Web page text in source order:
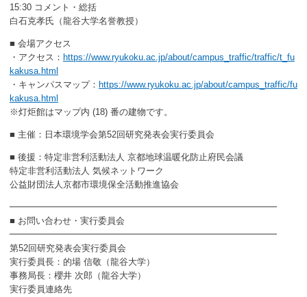
15:30 コメント・総括
白石克孝氏（龍谷大学名誉教授）
■ 会場アクセス
・アクセス： https://www.ryukoku.ac.jp/about/campus_traffic/traffic/t_fu
kakusa.html
・キャンパスマップ： https://www.ryukoku.ac.jp/about/campus_traffic/fu
kakusa.html
※灯炬館はマップ内 (18) 番の建物です。
■ 主催：日本環境学会第52回研究発表会実行委員会
■ 後援：特定⾮営利活動法⼈ 京都地球温暖化防⽌府⺠会議
特定⾮営利活動法⼈ 気候ネットワーク
公益財団法人京都市環境保全活動推進協会
━━━━━━━━━━━━━━━━━━━━━━━━━━━━━━
■ お問い合わせ・実行委員会
━━━━━━━━━━━━━━━━━━━━━━━━━━━━━━
第52回研究発表会実行委員会
実行委員長：的場 信敬（龍谷大学）
事務局長：櫻井 次郎（龍谷大学）
実行委員連絡先